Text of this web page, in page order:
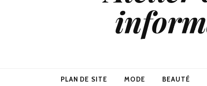
PLAN DE SITE MODE BEAUTÉ